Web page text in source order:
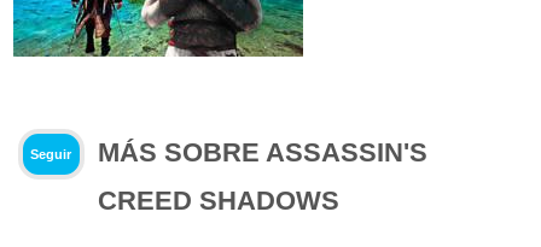
Seguir
MÁS SOBRE ASSASSIN'S
CREED SHADOWS